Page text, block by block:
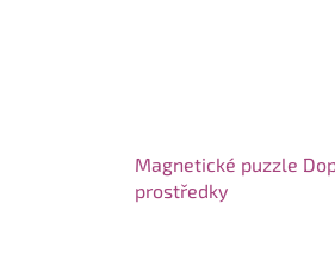
Magnetické puzzle
prostředky